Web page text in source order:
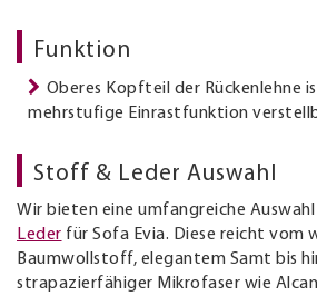
Funktion
Oberes Kopfteil der Rückenlehne
mehrstufige Einrastfunktion
Stoff & Leder Auswahl
Wir bieten eine umfangreiche Auswahl
Leder für Sofa Evia. Diese reicht vom
Baumwollstoff, elegantem Samt bis
strapazierfähiger Mikrofaser wie